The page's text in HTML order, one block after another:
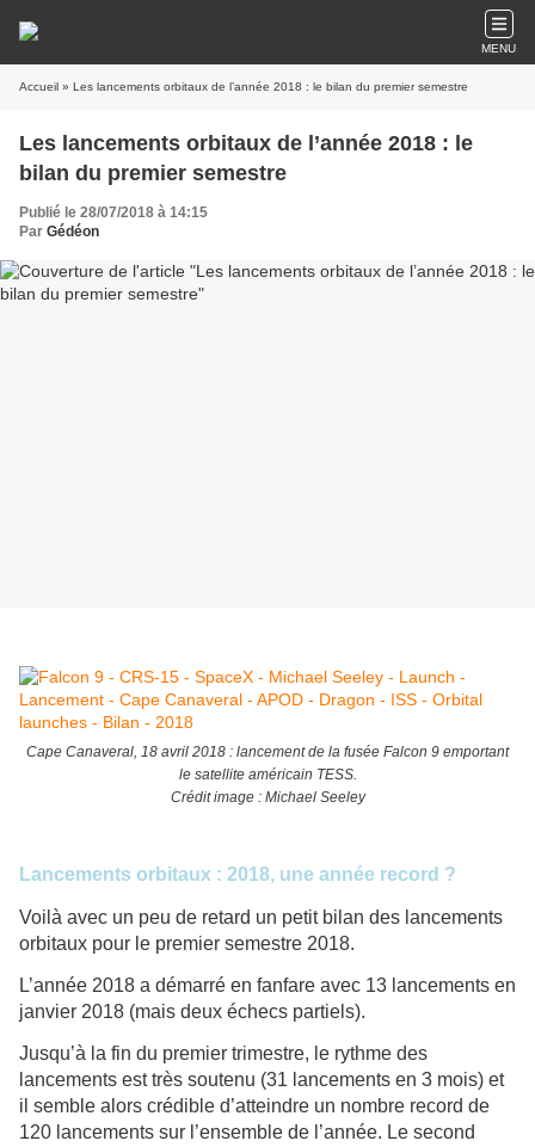
MENU
Accueil » Les lancements orbitaux de l’année 2018 : le bilan du premier semestre
Les lancements orbitaux de l’année 2018 : le
bilan du premier semestre
Publié le 28/07/2018 à 14:15
Par Gédéon
Cape Canaveral, 18 avril 2018 : lancement de la fusée Falcon 9 emportant
le satellite américain TESS.
Crédit image : Michael Seeley
Lancements orbitaux : 2018, une année record ?
Voilà avec un peu de retard un petit bilan des lancements
orbitaux pour le premier semestre 2018.
L’année 2018 a démarré en fanfare avec 13 lancements en
janvier 2018 (mais deux échecs partiels).
Jusqu’à la fin du premier trimestre, le rythme des
lancements est très soutenu (31 lancements en 3 mois) et
il semble alors crédible d’atteindre un nombre record de
120 lancements sur l’ensemble de l’année. Le second